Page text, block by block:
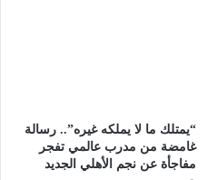
“يمتلك ما لا يملكه غيره”.. رسالة
غامضة من مدرب عالمي تفجر
مفاجأة عن نجم الأهلي الجديد